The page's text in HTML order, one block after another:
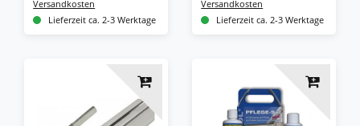
Versandkosten
Lieferzeit ca. 2-3 Werktage
Versandkosten
Lieferzeit ca. 2-3 Werktage